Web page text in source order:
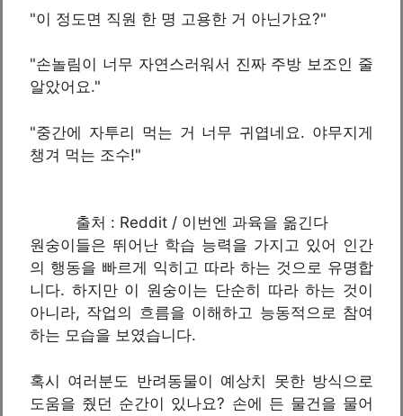
"이 정도면 직원 한 명 고용한 거 아닌가요?"
"손놀림이 너무 자연스러워서 진짜 주방 보조인 줄
알았어요."
"중간에 자투리 먹는 거 너무 귀엽네요. 야무지게
챙겨 먹는 조수!"
출처 : Reddit / 이번엔 과육을 옮긴다
원숭이들은 뛰어난 학습 능력을 가지고 있어 인간
의 행동을 빠르게 익히고 따라 하는 것으로 유명합
니다. 하지만 이 원숭이는 단순히 따라 하는 것이
아니라, 작업의 흐름을 이해하고 능동적으로 참여
하는 모습을 보였습니다.
혹시 여러분도 반려동물이 예상치 못한 방식으로
도움을 줬던 순간이 있나요? 손에 든 물건을 물어